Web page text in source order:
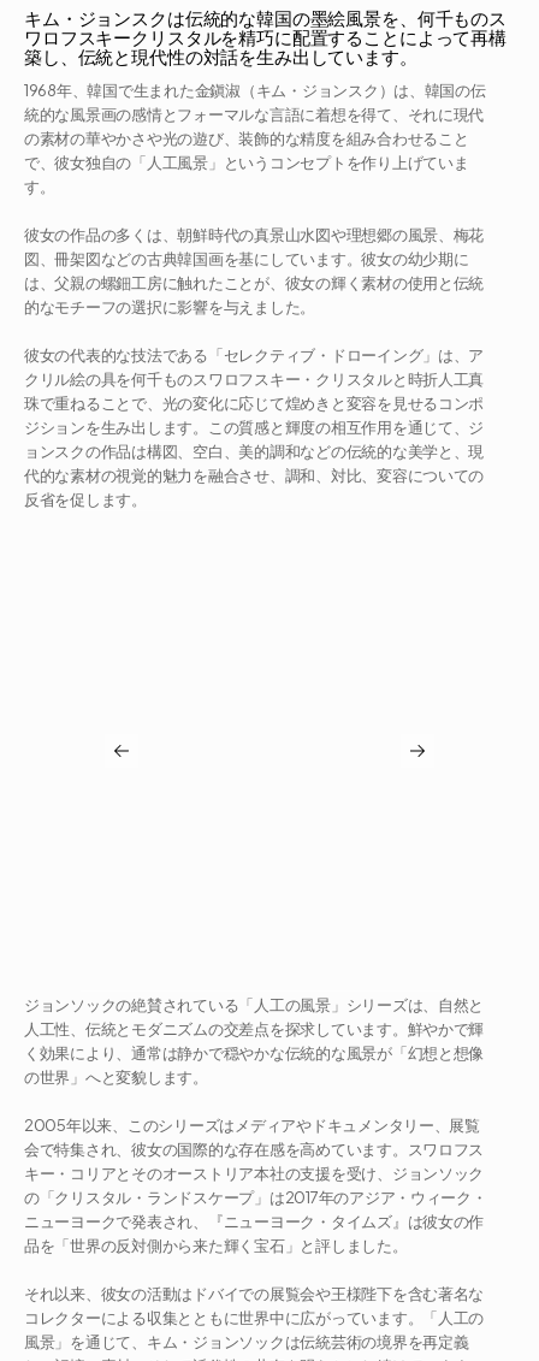
キム・ジョンスクは伝統的な韓国の墨絵風景を、何千ものス
ワロフスキークリスタルを精巧に配置することによって再構
築し、伝統と現代性の対話を生み出しています。
1968年、韓国で生まれた金鎭淑（キム・ジョンスク）は、韓国の伝
統的な風景画の感情とフォーマルな言語に着想を得て、それに現代
の素材の華やかさや光の遊び、装飾的な精度を組み合わせること
で、彼女独自の「人工風景」というコンセプトを作り上げていま
す。
彼女の作品の多くは、朝鮮時代の真景山水図や理想郷の風景、梅花
図、冊架図などの古典韓国画を基にしています。彼女の幼少期に
は、父親の螺鈿工房に触れたことが、彼女の輝く素材の使用と伝統
的なモチーフの選択に影響を与えました。
彼女の代表的な技法である「セレクティブ・ドローイング」は、ア
クリル絵の具を何千ものスワロフスキー・クリスタルと時折人工真
珠で重ねることで、光の変化に応じて煌めきと変容を見せるコンポ
ジションを生み出します。この質感と輝度の相互作用を通じて、ジ
ョンスクの作品は構図、空白、美的調和などの伝統的な美学と、現
代的な素材の視覚的魅力を融合させ、調和、対比、変容についての
反省を促します。
ジョンソックの絶賛されている「人工の風景」シリーズは、自然と
人工性、伝統とモダニズムの交差点を探求しています。鮮やかで輝
く効果により、通常は静かで穏やかな伝統的な風景が「幻想と想像
の世界」へと変貌します。
2005年以来、このシリーズはメディアやドキュメンタリー、展覧
会で特集され、彼女の国際的な存在感を高めています。スワロフス
キー・コリアとそのオーストリア本社の支援を受け、ジョンソック
の「クリスタル・ランドスケープ」は2017年のアジア・ウィーク・
ニューヨークで発表され、『ニューヨーク・タイムズ』は彼女の作
品を「世界の反対側から来た輝く宝石」と評しました。
それ以来、彼女の活動はドバイでの展覧会や王様陛下を含む著名な
コレクターによる収集とともに世界中に広がっています。「人工の
風景」を通じて、キム・ジョンソックは伝統芸術の境界を再定義